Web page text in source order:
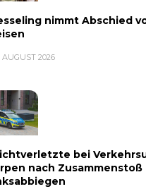
nimmt Abschied
2026
bei
nach Zusammenstoß